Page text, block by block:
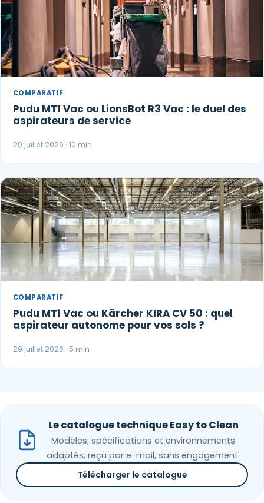
COMPARATIF
Pudu MT1 Vac ou LionsBot R3 Vac : le duel des
aspirateurs de service
20 juillet 2026 · 10 min
COMPARATIF
Pudu MT1 Vac ou Kärcher KIRA CV 50 : quel
aspirateur autonome pour vos sols ?
29 juillet 2026 · 5 min
Le catalogue technique Easy to Clean
Modèles, spécifications et environnements
adaptés, reçu par e-mail, sans engagement.
Télécharger le catalogue